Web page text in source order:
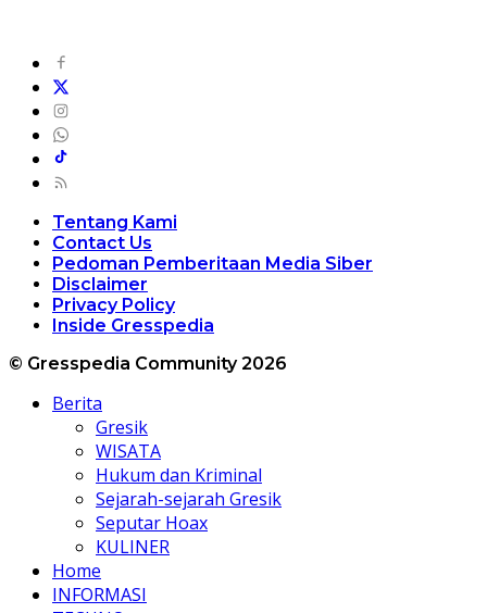
Tentang Kami
Contact Us
Pedoman Pemberitaan Media Siber
Disclaimer
Privacy Policy
Inside Gresspedia
© Gresspedia Community 2026
Berita
Gresik
WISATA
Hukum dan Kriminal
Sejarah-sejarah Gresik
Seputar Hoax
KULINER
Home
INFORMASI